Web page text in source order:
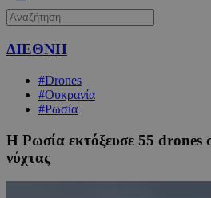
ΔΙΕΘΝΗ
#Drones
#Ουκρανία
#Ρωσία
Η Ρωσία εκτόξευσε 55 drones
νύχτας